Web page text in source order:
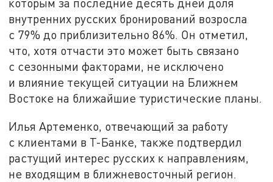
которым за последние десять дней доля
внутренних русских бронирований возросла
с 79% до приблизительно 86%. Он отметил,
что, хотя отчасти это может быть связано
с сезонными факторами, не исключено
и влияние текущей ситуации на Ближнем
Востоке на ближайшие туристические планы.
Илья Артеменко, отвечающий за работу
с клиентами в Т-Банке, также подтвердил
растущий интерес русских к направлениям,
не входящим в ближневосточный регион.